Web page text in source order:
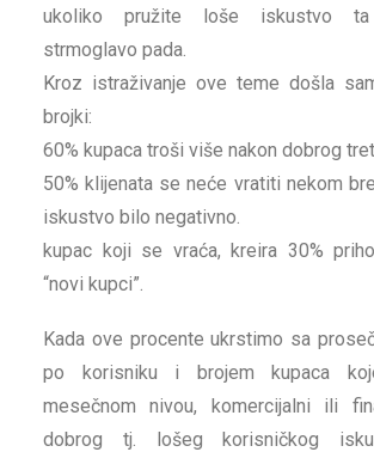
ukoliko pružite loše iskustvo ta
strmoglavo pada.
Kroz istraživanje ove teme došla
brojki:
60% kupaca troši više nakon dobrog
50% klijenata se neće vratiti nekom
iskustvo bilo negativno.
kupac koji se vraća, kreira 30%
“novi kupci”.
Kada ove procente ukrstimo sa
po korisniku i brojem kupaca
mesečnom nivou, komercijalni ili
dobrog tj. lošeg korisničkog